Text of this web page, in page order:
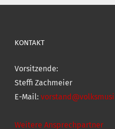
KONTAKT
Vorsitzende:
Steffi Zachmeier
E-Mail:
Weitere Ansprechpartner